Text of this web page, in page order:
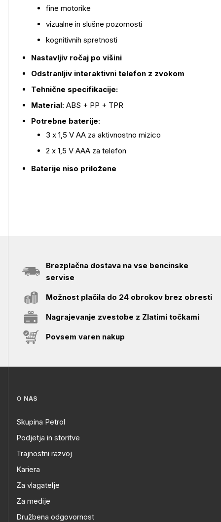
fine motorike
vizualne in slušne pozornosti
kognitivnih spretnosti
Nastavljiv ročaj po višini
Odstranljiv interaktivni telefon z zvokom
Tehnične specifikacije:
Material: ABS + PP + TPR
Potrebne baterije:
3 x 1,5 V AA za aktivnostno mizico
2 x 1,5 V AAA za telefon
Baterije niso priložene
Brezplačna dostava na vse bencinske
servise
Možnost plačila do 24 obrokov brez obresti
Nagrajevanje zvestobe z Zlatimi točkami
Povsem varen nakup
O NAS
Skupina Petrol
Podjetja in storitve
Trajnostni razvoj
Kariera
Za vlagatelje
Za medije
Družbena odgovornost